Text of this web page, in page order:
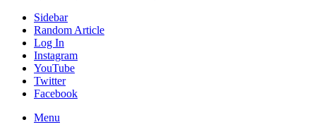
Sidebar
Random Article
Log In
Instagram
YouTube
Twitter
Facebook
Menu